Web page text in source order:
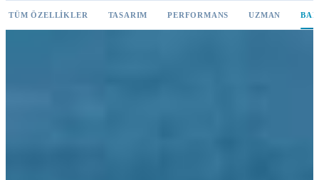
TÜM ÖZELLIKLER TASARIM PERFORMANS UZMAN